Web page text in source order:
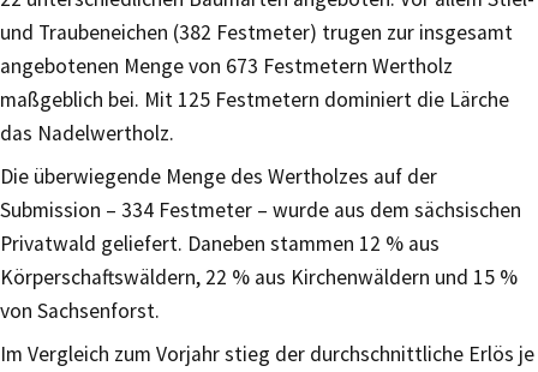
und Traubeneichen (382 Festmeter) trugen zur insgesamt
angebotenen Menge von 673 Festmetern Wertholz
maßgeblich bei. Mit 125 Festmetern dominiert die Lärche
das Nadelwertholz.
Die überwiegende Menge des Wertholzes auf der
Submission – 334 Festmeter – wurde aus dem sächsischen
Privatwald geliefert. Daneben stammen 12 % aus
Körperschaftswäldern, 22 % aus Kirchenwäldern und 15 %
von Sachsenforst.
Im Vergleich zum Vorjahr stieg der durchschnittliche Erlös je